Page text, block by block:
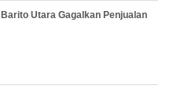
Utara Gagalkan Penjualan